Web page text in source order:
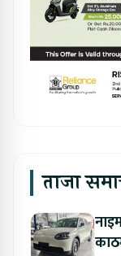
ताजा